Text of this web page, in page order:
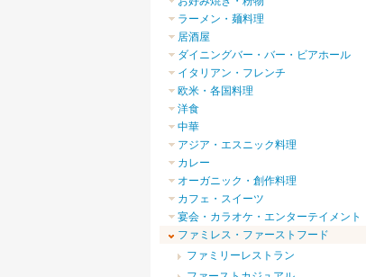
ラーメン・麺料理
居酒屋
ダイニングバー・バー・ビアホール
イタリアン・フレンチ
欧米・各国料理
洋食
中華
アジア・エスニック料理
カレー
オーガニック・創作料理
カフェ・スイーツ
宴会・カラオケ・エンターテイメント
ファミレス・ファーストフード
ファミリーレストラン